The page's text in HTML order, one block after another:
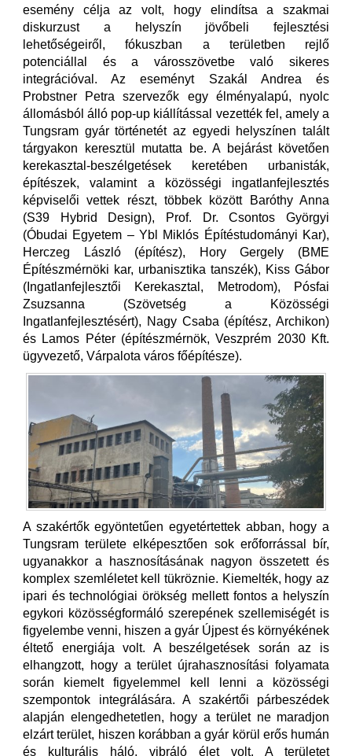
esemény célja az volt, hogy elindítsa a szakmai
diskurzust a helyszín jövőbeli fejlesztési
lehetőségeiről, fókuszban a területben rejlő
potenciállal és a városszövetbe való sikeres
integrációval. Az eseményt Szakál Andrea és
Probstner Petra szervezők egy élményalapú, nyolc
állomásból álló pop-up kiállítással vezették fel, amely a
Tungsram gyár történetét az egyedi helyszínen talált
tárgyakon keresztül mutatta be. A bejárást követően
kerekasztal-beszélgetések keretében urbanisták,
építészek, valamint a közösségi ingatlanfejlesztés
képviselői vettek részt, többek között Baróthy Anna
(S39 Hybrid Design), Prof. Dr. Csontos Györgyi
(Óbudai Egyetem – Ybl Miklós Építéstudományi Kar),
Herczeg László (építész), Hory Gergely (BME
Építészmérnöki kar, urbanisztika tanszék), Kiss Gábor
(Ingatlanfejlesztői Kerekasztal, Metrodom), Pósfai
Zsuzsanna (Szövetség a Közösségi
Ingatlanfejlesztésért), Nagy Csaba (építész, Archikon)
és Lamos Péter (építészmérnök, Veszprém 2030 Kft.
ügyvezető, Várpalota város főépítésze).
A szakértők egyöntetűen egyetértettek abban, hogy a
Tungsram területe elképesztően sok erőforrással bír,
ugyanakkor a hasznosításának nagyon összetett és
komplex szemléletet kell tükröznie. Kiemelték, hogy az
ipari és technológiai örökség mellett fontos a helyszín
egykori közösségformáló szerepének szellemiségét is
figyelembe venni, hiszen a gyár Újpest és környékének
éltető energiája volt. A beszélgetések során az is
elhangzott, hogy a terület újrahasznosítási folyamata
során kiemelt figyelemmel kell lenni a közösségi
szempontok integrálására. A szakértői párbeszédek
alapján elengedhetetlen, hogy a terület ne maradjon
elzárt terület, hiszen korábban a gyár körül erős humán
és kulturális háló, vibráló élet volt. A területet